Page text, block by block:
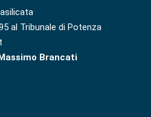
al Tribunale di Potenza
Brancati